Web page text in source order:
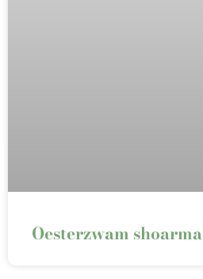
Oesterzwam shoarma